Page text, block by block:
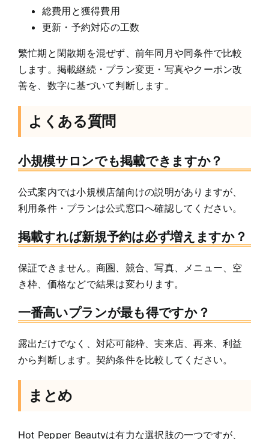
総費用と獲得費用
更新・予約対応の工数
繁忙期と閑散期を混ぜず、前年同月や同条件で比較
します。掲載継続・プラン変更・写真やクーポン改
善を、数字に基づいて判断します。
よくある質問
小規模サロンでも掲載できますか？
公式案内では小規模店舗向けの説明がありますが、
利用条件・プランは公式窓口へ確認してください。
掲載すれば新規予約は必ず増えますか？
保証できません。商圏、競合、写真、メニュー、空
き枠、価格などで結果は変わります。
一番高いプランが最も得ですか？
露出だけでなく、対応可能枠、実来店、再来、利益
から判断します。契約条件を比較してください。
まとめ
Hot Pepper Beautyは有力な選択肢の一つですが、